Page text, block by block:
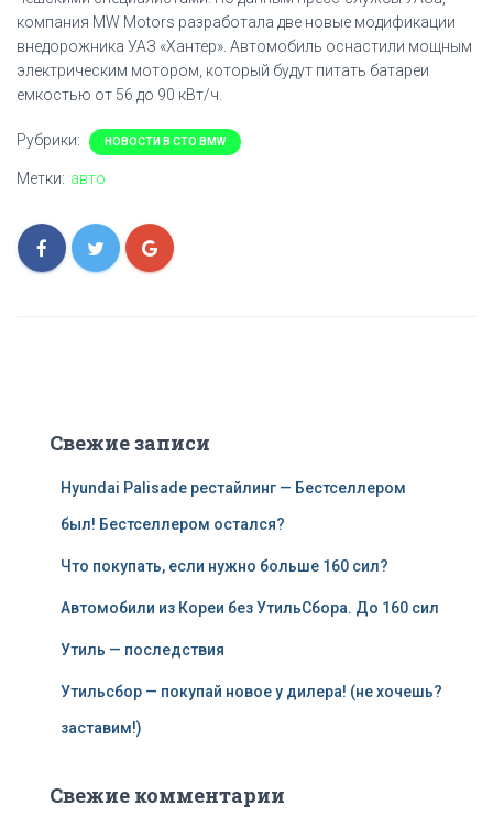
компания MW Motors разработала две новые модификации
внедорожника УАЗ «Хантер». Автомобиль оснастили мощным
электрическим мотором, который будут питать батареи
емкостью от 56 до 90 кВт/ч.
Рубрики: НОВОСТИ В СТО BMW
Метки: авто
Свежие записи
Hyundai Palisade рестайлинг — Бестселлером
был! Бестселлером остался?
Что покупать, если нужно больше 160 сил?
Автомобили из Кореи без УтильСбора. До 160 сил
Утиль — последствия
Утильсбор — покупай новое у дилера! (не хочешь?
заставим!)
Свежие комментарии